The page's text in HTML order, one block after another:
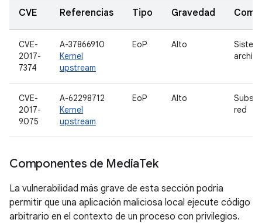
CVE Referencias Tipo Gravedad
CVE-
2017-
7374
A-37866910
Kernel
upstream
EoP Alto
CVE-
2017-
9075
A-62298712
Kernel
upstream
EoP Alto
red
Componentes de MediaTek
La vulnerabilidad más grave de esta sección podría
permitir que una aplicación maliciosa local ejecute código
arbitrario en el contexto de un proceso con privilegios.